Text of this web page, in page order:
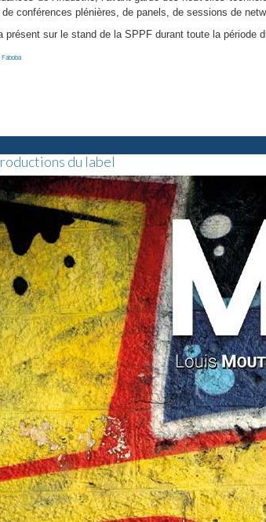
conférences plénières, de panels, de sessions de
présent sur le stand de la SPPF durant toute la période
du label